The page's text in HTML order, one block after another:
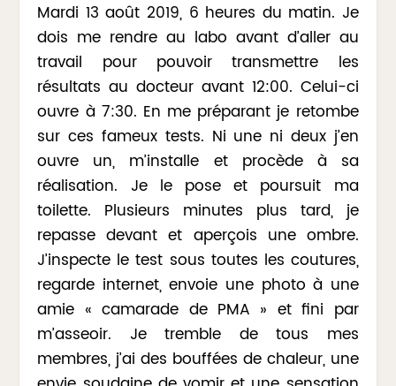
Mardi 13 août 2019, 6 heures du matin. Je
dois me rendre au labo avant d’aller au
travail pour pouvoir transmettre les
résultats au docteur avant 12:00. Celui-ci
ouvre à 7:30. En me préparant je retombe
sur ces fameux tests. Ni une ni deux j’en
ouvre un, m’installe et procède à sa
réalisation. Je le pose et poursuit ma
toilette. Plusieurs minutes plus tard, je
repasse devant et aperçois une ombre.
J’inspecte le test sous toutes les coutures,
regarde internet, envoie une photo à une
amie « camarade de PMA » et fini par
m’asseoir. Je tremble de tous mes
membres, j’ai des bouffées de chaleur, une